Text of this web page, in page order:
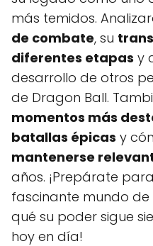
más temidos.
de combate, su
diferentes etapas y
desarrollo de otros
de Dragon Ball.
momentos más
batallas épicas y
mantenerse
años. ¡Prepárate
fascinante mundo de
qué su poder sigue
hoy en día!